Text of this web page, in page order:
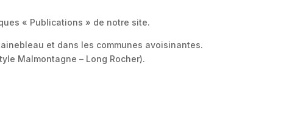
« Publications » de notre site.
et dans les communes avoisinantes.
Malmontagne – Long Rocher).